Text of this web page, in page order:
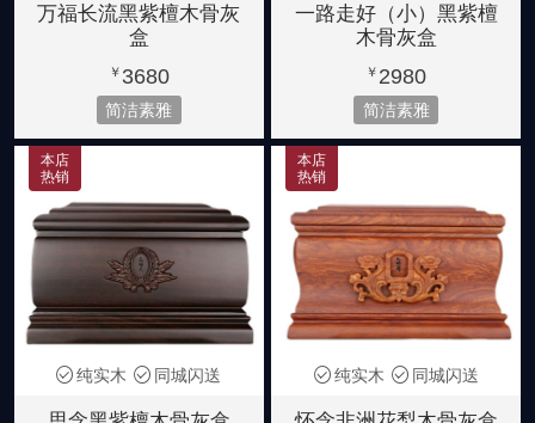
万福长流黑紫檀木骨灰
盒
￥ 3680
简洁素雅
一路走好（小）黑紫檀
木骨灰盒
￥ 2980
简洁素雅
本店
热销
纯实木 同城闪送
本店
热销
纯实木 同城闪送